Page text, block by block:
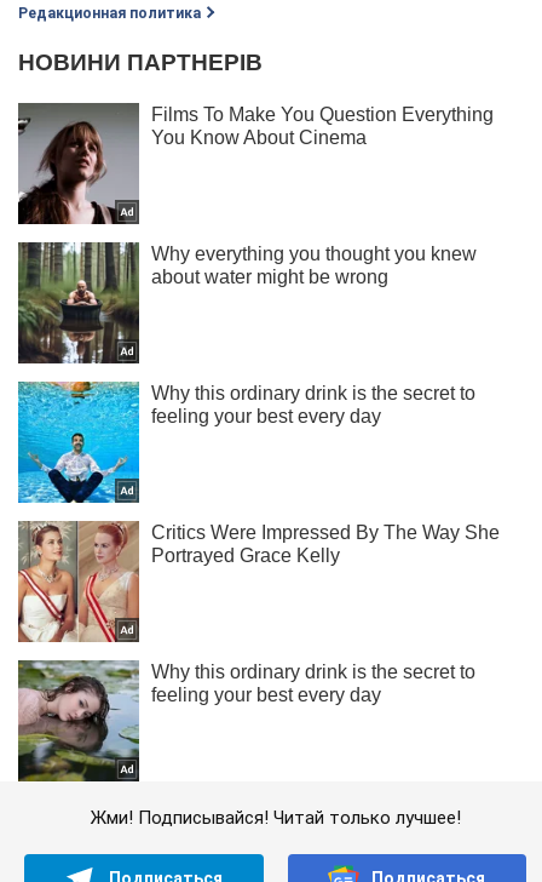
Редакционная политика
Жми! Подписывайся! Читай только лучшее!
Подписаться Подписаться